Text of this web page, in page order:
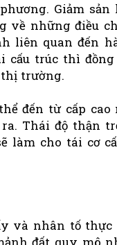
Giảm
về những điều
liên quan đến
cấu trúc thì
trường.
đến từ cấp
Thái độ thận
làm cho tái cơ
và nhân tố thực